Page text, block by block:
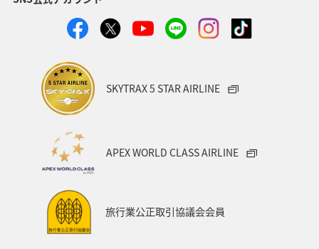
静岡県 ツアー
鹿児島県 栃木県 マダイ
家族旅行
中国地方 アメリカ
イワナ
アメリカ・カナダ・中南米
世界遺産
愛媛県 福島県
SKYTRAX 5 STAR AIRLINE
APEX WORLD CLASS AIRLINE
旅行業公正取引協議会会員